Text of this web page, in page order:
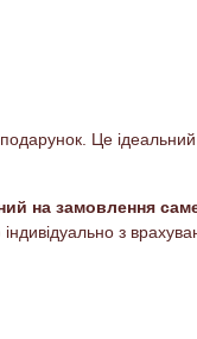
Це ідеальний
на замовлення
з